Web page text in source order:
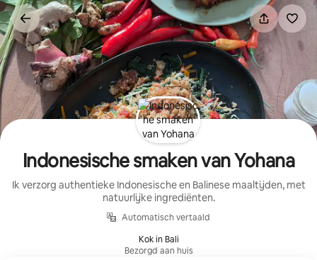
Ga
direct
naar
inhoud
Indonesische smaken van Yohana
Ik verzorg authentieke Indonesische en Balinese maaltijden, met
natuurlijke ingrediënten.
Automatisch vertaald
Kok in Bali
Bezorgd aan huis